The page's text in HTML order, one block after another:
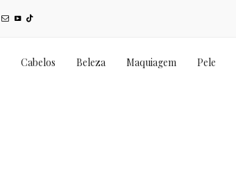
Cabelos Beleza Maquiagem Pele